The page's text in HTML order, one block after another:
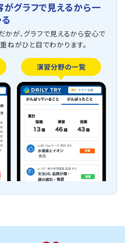
グラフで見えるから一
が、グラフで見えるから安心で
ねがひと目でわかります。